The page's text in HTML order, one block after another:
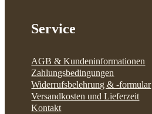
Service
AGB & Kundeninformationen
Zahlungsbedingungen
Widerrufsbelehrung & -formular
Versandkosten und Lieferzeit
Kontakt